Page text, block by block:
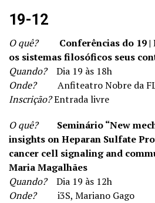
19-12
O quê?
Conferências do 19
os sistemas filosóficos seus
Quando?Dia 19 às 18h
Onde?Anfiteatro Nobre da
Inscrição?Entrada livre
O quê?
Seminário “New
insights on Heparan Sulfate
cancer cell signaling and
Maria Magalhães
Quando?Dia 19 às 12h
Onde?i3S, Mariano Gago